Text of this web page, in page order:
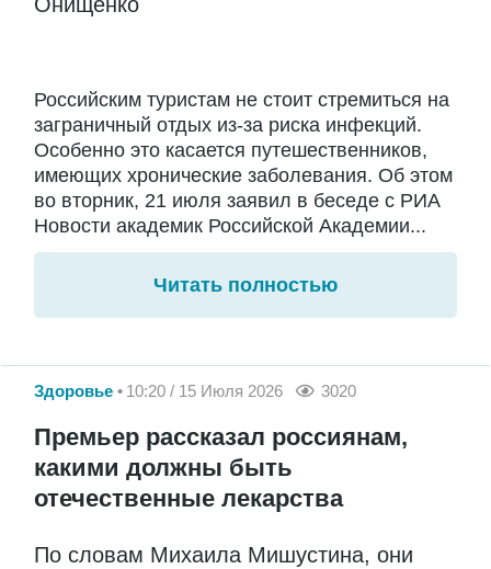
Российским туристам не стоит стремиться на
заграничный отдых из-за риска инфекций.
Особенно это касается путешественников,
имеющих хронические заболевания. Об этом
во вторник, 21 июля заявил в беседе с РИА
Новости академик Российской Академии...
Читать полностью
Здоровье 10:20 / 15 Июля 2026 3020
Премьер рассказал россиянам,
какими должны быть
отечественные лекарства
По словам Михаила Мишустина, они